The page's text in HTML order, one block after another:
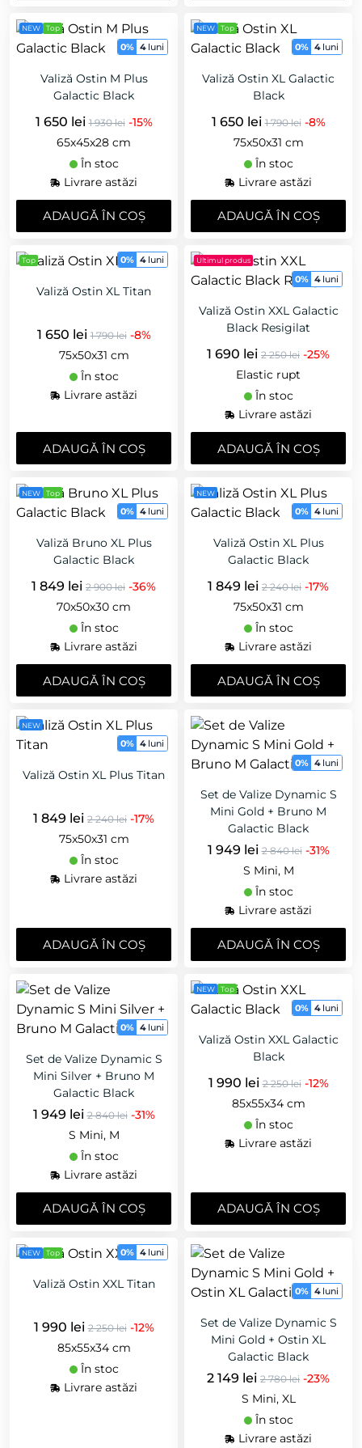
NEW Top
0% 4 luni
Valiză Ostin M Plus
Galactic Black
1 650 lei 1 930 lei -15%
65х45х28 cm
În stoc
Livrare astăzi
ADAUGǍ ÎN COȘ
NEW Top
0% 4 luni
Valiză Ostin XL Galactic
Black
1 650 lei 1 790 lei -8%
75x50x31 cm
În stoc
Livrare astăzi
ADAUGǍ ÎN COȘ
Top 0% 4 luni
Valiză Ostin XL Titan
1 650 lei 1 790 lei -8%
75x50x31 cm
În stoc
Livrare astăzi
ADAUGǍ ÎN COȘ
Ultimul produs
0% 4 luni
Valiză Ostin XXL Galactic
Black Resigilat
1 690 lei 2 250 lei -25%
Elastic rupt
În stoc
Livrare astăzi
ADAUGǍ ÎN COȘ
NEW Top
0% 4 luni
Valiză Bruno XL Plus
Galactic Black
1 849 lei 2 900 lei -36%
70х50х30 cm
În stoc
Livrare astăzi
ADAUGǍ ÎN COȘ
NEW
0% 4 luni
Valiză Ostin XL Plus
Galactic Black
1 849 lei 2 240 lei -17%
75x50x31 cm
În stoc
Livrare astăzi
ADAUGǍ ÎN COȘ
NEW
0% 4 luni
Valiză Ostin XL Plus Titan
1 849 lei 2 240 lei -17%
75x50x31 cm
În stoc
Livrare astăzi
ADAUGǍ ÎN COȘ
0% 4 luni
Set de Valize Dynamic S
Mini Gold + Bruno M
Galactic Black
1 949 lei 2 840 lei -31%
S Mini, M
În stoc
Livrare astăzi
ADAUGǍ ÎN COȘ
0% 4 luni
Set de Valize Dynamic S
Mini Silver + Bruno M
Galactic Black
1 949 lei 2 840 lei -31%
S Mini, M
În stoc
Livrare astăzi
ADAUGǍ ÎN COȘ
NEW Top
0% 4 luni
Valiză Ostin XXL Galactic
Black
1 990 lei 2 250 lei -12%
85x55x34 cm
În stoc
Livrare astăzi
ADAUGǍ ÎN COȘ
NEW Top 0% 4 luni
Valiză Ostin XXL Titan
1 990 lei 2 250 lei -12%
85x55x34 cm
În stoc
Livrare astăzi
0% 4 luni
Set de Valize Dynamic S
Mini Gold + Ostin XL
Galactic Black
2 149 lei 2 780 lei -23%
S Mini, XL
În stoc
Livrare astăzi